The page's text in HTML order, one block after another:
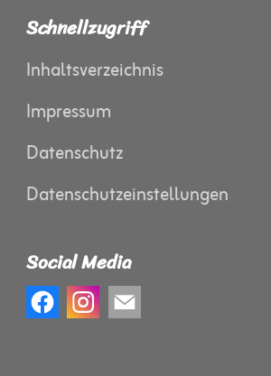
Schnellzugriff
Inhaltsverzeichnis
Impressum
Datenschutz
Datenschutzeinstellungen
Social Media